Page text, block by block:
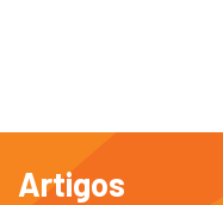
Artigos